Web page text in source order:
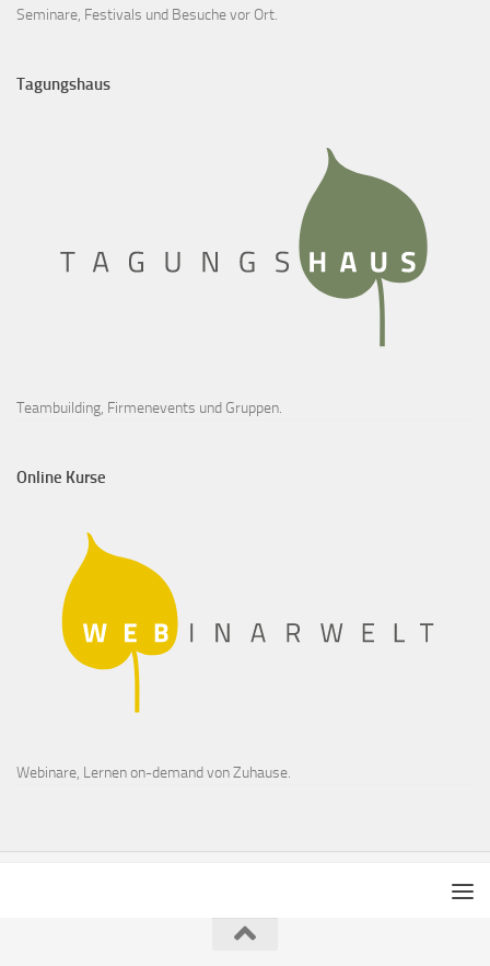
Seminare, Festivals und Besuche vor Ort.
Tagungshaus
Teambuilding, Firmenevents und Gruppen.
Online Kurse
Webinare, Lernen on-demand von Zuhause.